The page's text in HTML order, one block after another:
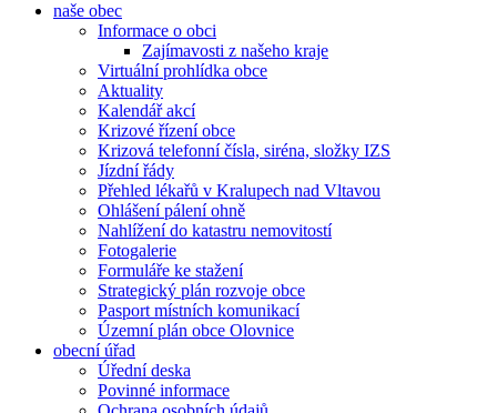
naše obec
Informace o obci
Zajímavosti z našeho kraje
Virtuální prohlídka obce
Aktuality
Kalendář akcí
Krizové řízení obce
Krizová telefonní čísla, siréna, složky IZS
Jízdní řády
Přehled lékařů v Kralupech nad Vltavou
Ohlášení pálení ohně
Nahlížení do katastru nemovitostí
Fotogalerie
Formuláře ke stažení
Strategický plán rozvoje obce
Pasport místních komunikací
Územní plán obce Olovnice
obecní úřad
Úřední deska
Povinné informace